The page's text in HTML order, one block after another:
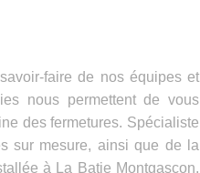
faire de nos équipes et
nous permettent de vous
des fermetures. Spécialiste
sur mesure, ainsi que de la
à La Batie Montgascon,